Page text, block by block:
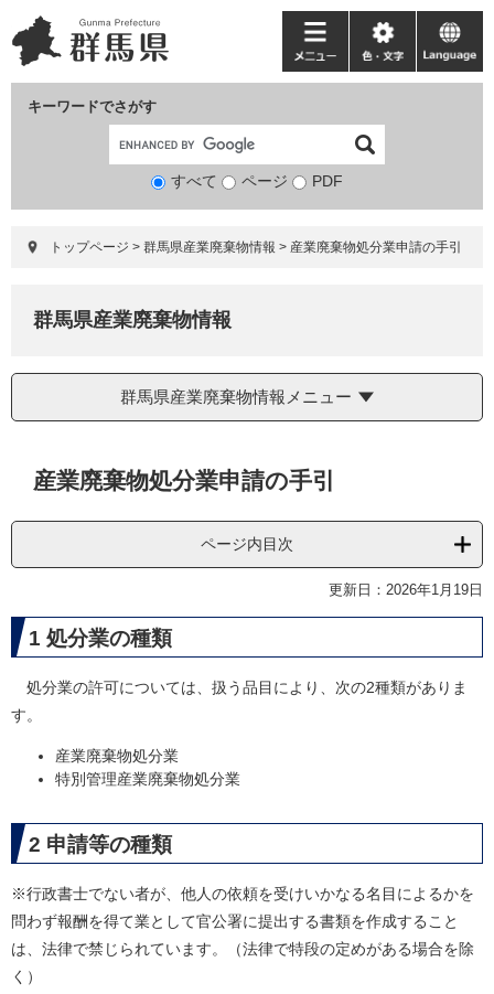
ー
ジ
ニ
ュ
て
キーワードでさがす
検
象
すべて ページ PDF
メ
ニ
ー
色・
文
language
トップページ > 群馬県産業廃棄物情報 > 産業廃棄物処分業申請の手引
群馬県産業廃棄物情報
群馬県産業廃棄物情報メニュー
産業廃棄物処分業申請の手引
ページ内目次
更新日：2026年1月19日
1 処分業の種類
処分業の許可については、扱う品目により、次の2種類がありま
す。
産業廃棄物処分業
特別管理産業廃棄物処分業
2 申請等の種類
※行政書士でない者が、他人の依頼を受けいかなる名目によるかを
問わず報酬を得て業として官公署に提出する書類を作成すること
は、法律で禁じられています。（法律で特段の定めがある場合を除
く）